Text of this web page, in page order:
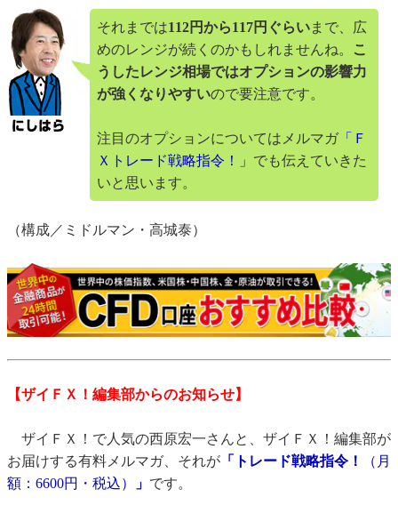
それまでは112円から117円ぐらいまで、広
めのレンジが続くのかもしれませんね。
こ
うしたレンジ相場ではオプションの影響力
が強くなりやすいので要注意です。
注目のオプションについてはメルマガ「Ｆ
Ｘトレード戦略指令！」 でも伝えていきた
いと思います。
（構成／ミドルマン・高城泰）
【ザイＦＸ！編集部からのお知らせ】
ザイＦＸ！で人気の西原宏一さんと、ザイＦＸ！編集部が
お届けする有料メルマガ、それが 「トレード戦略指令！
（月
額：6600円・税込）
」 です。